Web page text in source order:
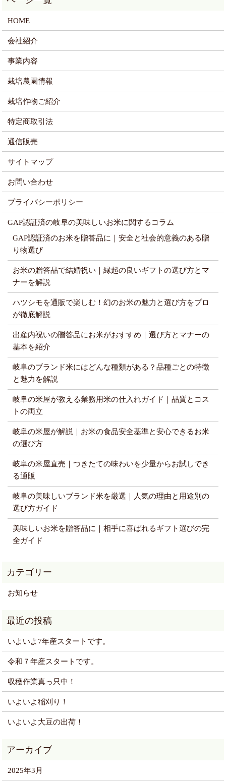
HOME
会社紹介
事業内容
栽培農園情報
栽培作物ご紹介
特定商取引法
通信販売
サイトマップ
お問い合わせ
プライバシーポリシー
GAP認証済の岐阜の美味しいお米に関するコラム
GAP認証済のお米を贈答品に｜安全と社会的意義のある贈
り物選び
お米の贈答品で結婚祝い｜縁起の良いギフトの選び方とマ
ナーを解説
ハツシモを通販で楽しむ！幻のお米の魅力と選び方をプロ
が徹底解説
出産内祝いの贈答品にお米がおすすめ｜選び方とマナーの
基本を紹介
岐阜のブランド米にはどんな種類がある？品種ごとの特徴
と魅力を解説
岐阜の米屋が教える業務用米の仕入れガイド｜品質とコス
トの両立
岐阜の米屋が解説｜お米の食品安全基準と安心できるお米
の選び方
岐阜の米屋直売｜つきたての味わいを少量からお試しでき
る通販
岐阜の美味しいブランド米を厳選｜人気の理由と用途別の
選び方ガイド
美味しいお米を贈答品に｜相手に喜ばれるギフト選びの完
全ガイド
お知らせ
いよいよ7年産スタートです。
令和７年産スタートです。
収穫作業真っ只中！
いよいよ稲刈り！
いよいよ大豆の出荷！
2025年3月